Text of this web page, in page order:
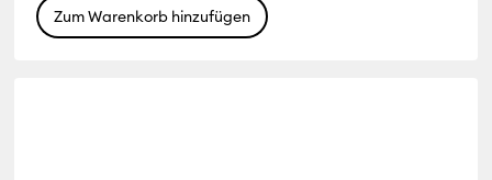
Zum Warenkorb hinzufügen